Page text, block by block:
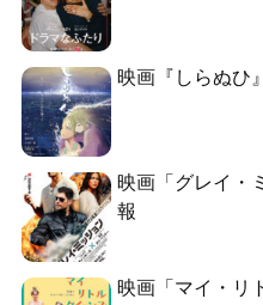
映画『しらぬひ
映画「グレイ・
報
映画「マイ・リ